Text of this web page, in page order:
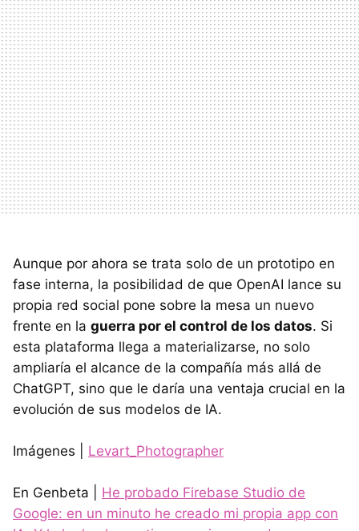
Aunque por ahora se trata solo de un prototipo en
fase interna, la posibilidad de que OpenAI lance su
propia red social pone sobre la mesa un nuevo
frente en la guerra por el control de los datos. Si
esta plataforma llega a materializarse, no solo
ampliaría el alcance de la compañía más allá de
ChatGPT, sino que le daría una ventaja crucial en la
evolución de sus modelos de IA.
Imágenes | Levart_Photographer
En Genbeta | He probado Firebase Studio de
Google: en un minuto he creado mi propia app con